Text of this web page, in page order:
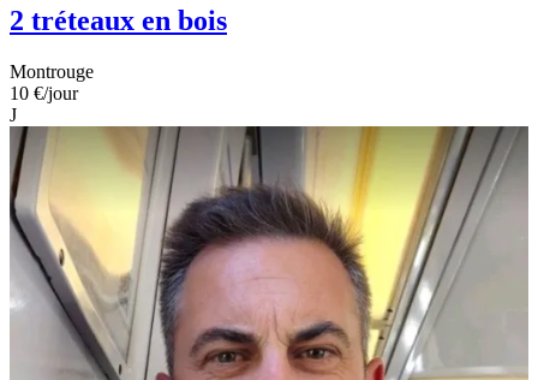
2 tréteaux en bois
Montrouge
10 €/jour
J